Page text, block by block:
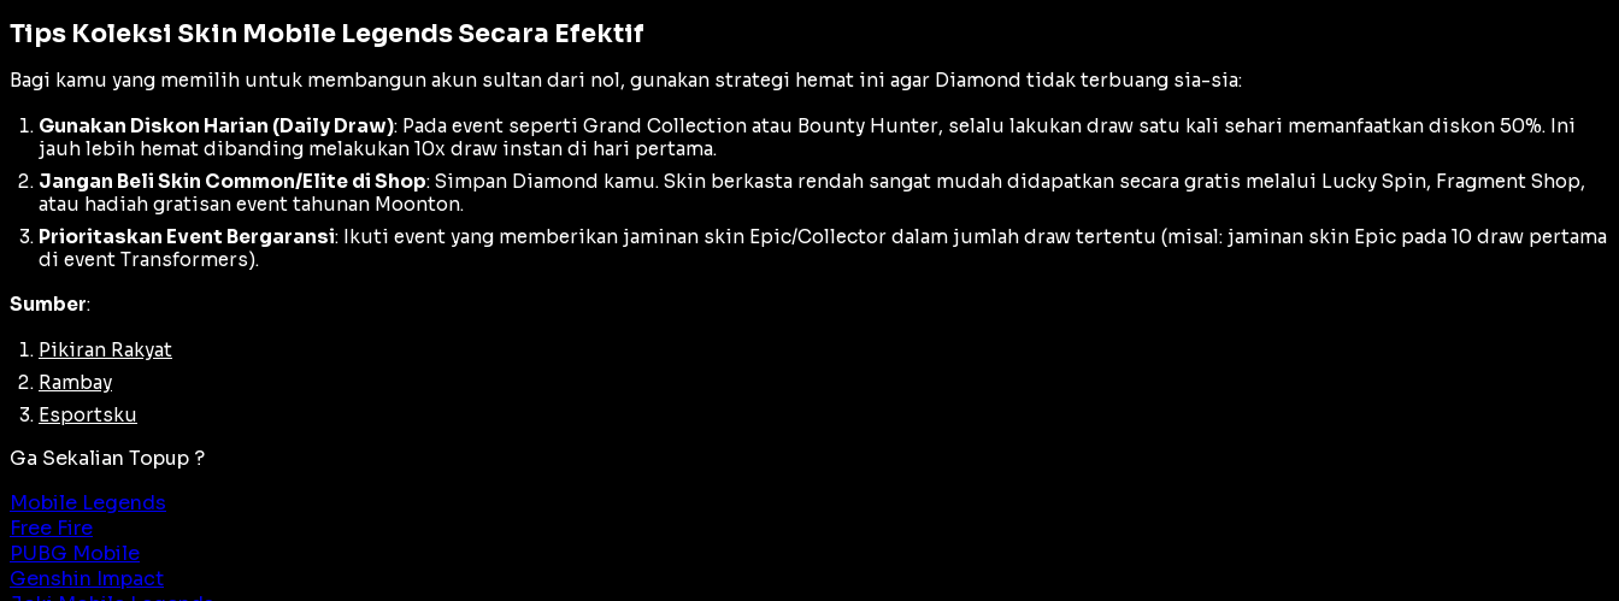
Tips Koleksi Skin Mobile Legends Secara Efektif
Bagi kamu yang memilih untuk membangun akun sultan dari nol, gunakan strategi hemat ini agar Diamond tidak terbuang sia-sia:
Gunakan Diskon Harian (Daily Draw): Pada event seperti Grand Collection atau Bounty Hunter, selalu lakukan draw satu kali sehari memanfaatkan diskon 50%. Ini
jauh lebih hemat dibanding melakukan 10x draw instan di hari pertama.
Jangan Beli Skin Common/Elite di Shop: Simpan Diamond kamu. Skin berkasta rendah sangat mudah didapatkan secara gratis melalui Lucky Spin, Fragment Shop,
atau hadiah gratisan event tahunan Moonton.
Prioritaskan Event Bergaransi: Ikuti event yang memberikan jaminan skin Epic/Collector dalam jumlah draw tertentu (misal: jaminan skin Epic pada 10 draw pertama
di event Transformers).
Sumber:
Pikiran Rakyat
Rambay
Esportsku
Ga Sekalian Topup ?
Mobile Legends
Free Fire
PUBG Mobile
Genshin Impact